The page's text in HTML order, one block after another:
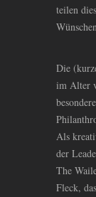
teilen
Die
im Alter
Als
der
The
Fleck,